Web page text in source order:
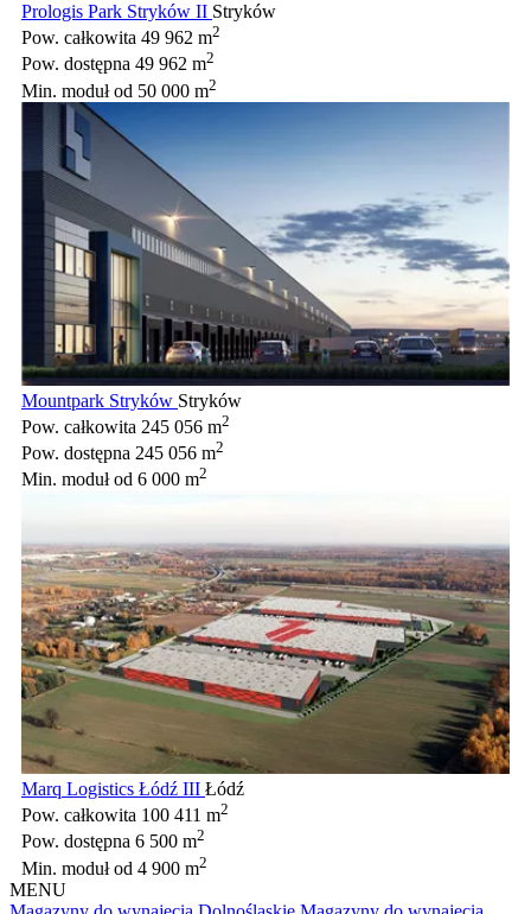
Prologis Park Stryków II Stryków
Pow. całkowita 49 962 m2
Pow. dostępna 49 962 m2
Min. modułod 50 000 m2
Mountpark Stryków Stryków
Pow. całkowita 245 056 m2
Pow. dostępna 245 056 m2
Min. modułod 6 000 m2
Marq Logistics Łódź III Łódź
Pow. całkowita 100 411 m2
Pow. dostępna 6 500 m2
Min. modułod 4 900 m2
MENU